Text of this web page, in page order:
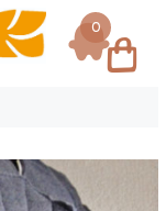
Log in
0